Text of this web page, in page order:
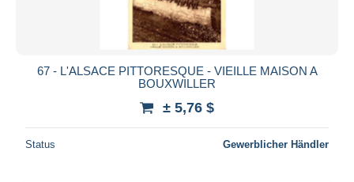
67 - L'ALSACE PITTORESQUE - VIEILLE MAISON A
BOUXWILLER
± 5,76 $
Status Gewerblicher Händler